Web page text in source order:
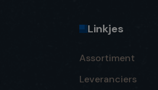
Linkjes
Assortiment
Leveranciers